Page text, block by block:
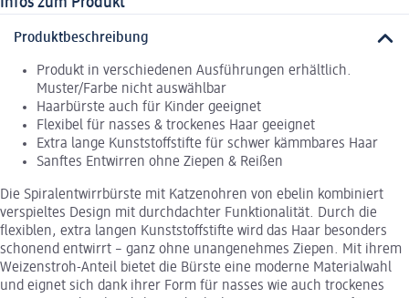
Produktbeschreibung
Produkt in verschiedenen Ausführungen erhältlich.
Muster/Farbe nicht auswählbar
Haarbürste auch für Kinder geeignet
Flexibel für nasses & trockenes Haar geeignet
Extra lange Kunststoffstifte für schwer kämmbares Haar
Sanftes Entwirren ohne Ziepen & Reißen
Die Spiralentwirrbürste mit Katzenohren von ebelin kombiniert
verspieltes Design mit durchdachter Funktionalität. Durch die
flexiblen, extra langen Kunststoffstifte wird das Haar besonders
schonend entwirrt – ganz ohne unangenehmes Ziepen. Mit ihrem
Weizenstroh-Anteil bietet die Bürste eine moderne Materialwahl
und eignet sich dank ihrer Form für nasses wie auch trockenes